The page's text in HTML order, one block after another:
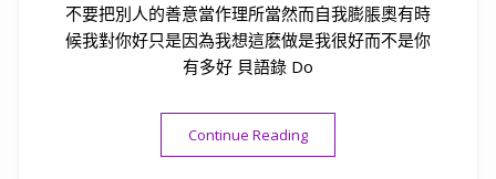
不要把別人的善意當作理所當然而自我膨脹奧有時
候我對你好只是因為我想這麽做是我很好而不是你
有多好 貝語錄 Do
Continue Reading“貝語錄｜對你好，是我很好